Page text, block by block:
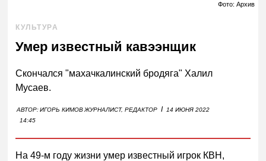
Фото: Архив
КУЛЬТУРА
Умер известный кавээнщик
Скончался "махачкалинский бродяга" Халил
Мусаев.
АВТОР:ИГОРЬ КИМОВЖУРНАЛИСТ, РЕДАКТОР I
14 ИЮНЯ 2022
14:45
На 49-м году жизни умер известный игрок КВН,